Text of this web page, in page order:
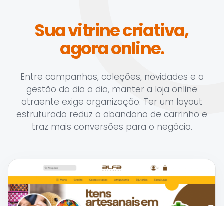
Sua vitrine criativa,
agora online.
Entre campanhas, coleções, novidades e a
gestão do dia a dia, manter a loja online
atraente exige organização. Ter um layout
estruturado reduz o abandono de carrinho e
traz mais conversões para o negócio.